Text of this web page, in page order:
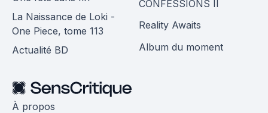
La Naissance de Loki -
One Piece, tome 113
Actualité BD
CONFESSIONS II
Reality Awaits
Album du moment
À propos